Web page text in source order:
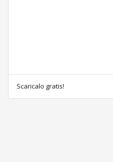
Scaricalo gratis!